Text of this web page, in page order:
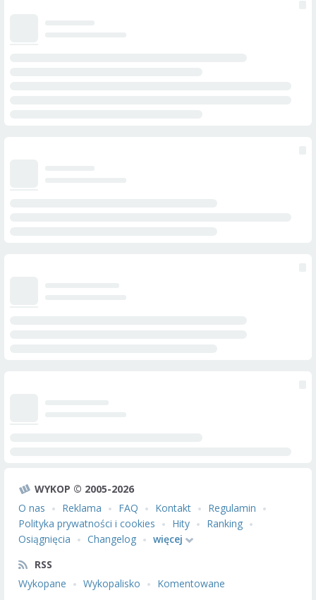
WYKOP © 2005-2026
O nas
Reklama FAQ Kontakt
Regulamin
Polityka prywatności i cookies
Hity
Ranking
Osiągnięcia
Changelog
więcej
RSS
Wykopane
Wykopalisko Komentowane